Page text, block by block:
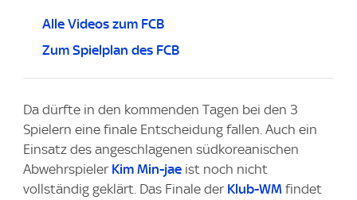
Alle Videos zum FCB
Zum Spielplan des FCB
Da dürfte in den kommenden Tagen bei den 3
Spielern eine finale Entscheidung fallen. Auch ein
Einsatz des angeschlagenen südkoreanischen
Abwehrspieler Kim Min-jae ist noch nicht
vollständig geklärt. Das Finale der Klub-WM findet